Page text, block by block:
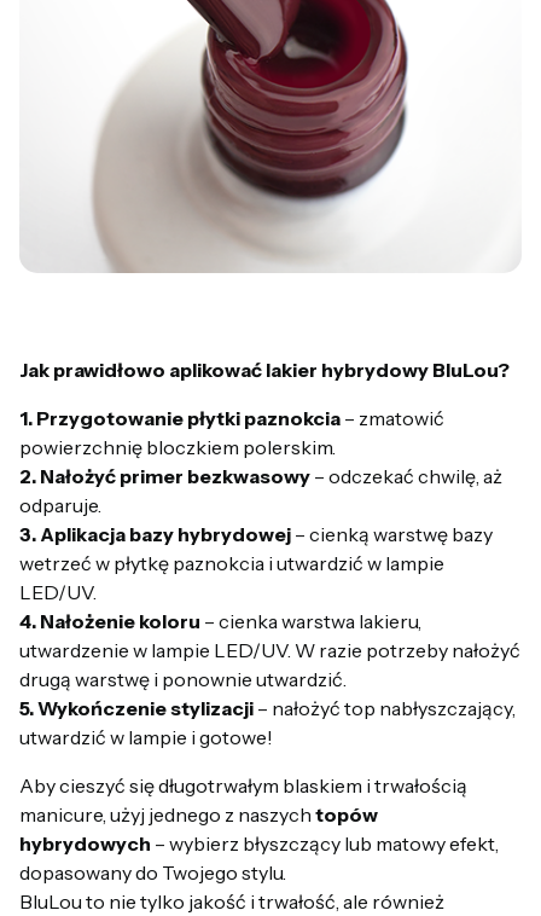
Jak prawidłowo aplikować lakier hybrydowy BluLou?
1. Przygotowanie płytki paznokcia – zmatowić
powierzchnię bloczkiem polerskim.
2. Nałożyć primer bezkwasowy – odczekać chwilę, aż
odparuje.
3. Aplikacja bazy hybrydowej – cienką warstwę bazy
wetrzeć w płytkę paznokcia i utwardzić w lampie
LED/UV.
4. Nałożenie koloru – cienka warstwa lakieru,
utwardzenie w lampie LED/UV. W razie potrzeby nałożyć
drugą warstwę i ponownie utwardzić.
5. Wykończenie stylizacji – nałożyć top nabłyszczający,
utwardzić w lampie i gotowe!
Aby cieszyć się długotrwałym blaskiem i trwałością
manicure, użyj jednego z naszych topów
hybrydowych – wybierz błyszczący lub matowy efekt,
dopasowany do Twojego stylu.
BluLou to nie tylko jakość i trwałość, ale również